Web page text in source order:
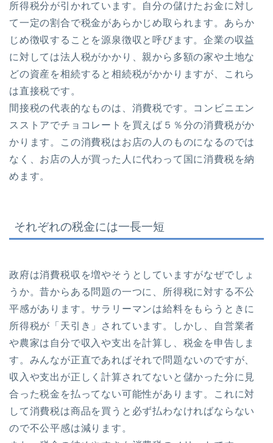
所得税分が引かれています。自分の儲けたお金に対し
て一定の割合で税金があらかじめ取られます。あらか
じめ徴収することを源泉徴収と呼びます。企業の収益
に対しては法人税がかかり、親から多額の家や土地な
どの資産を相続すると相続税がかかりますが、これら
は直接税です。
間接税の代表的なものは、消費税です。コンビニエン
スストアでチョコレートを買えば５％分の消費税がか
かります。この消費税はお店の人のものになるのでは
なく、お店の人が買った人に代わって国に消費税を納
めます。
それぞれの税金には一長一短
政府は消費税収を増やそうとしていますがなぜでしょ
うか。昔からある問題の一つに、所得税に対する不公
平感があります。サラリーマンは給料をもらうときに
所得税が「天引き」されています。しかし、自営業者
や農家は自分で収入や支出を計算し、税金を申告しま
す。みんなが正直であればそれで問題ないのですが、
収入や支出が正しく計算されてないと儲かった分に見
合った税金を払ってない可能性があります。これに対
して消費税は商品を買うと必ず払わなければならない
ので不公平感は減ります。